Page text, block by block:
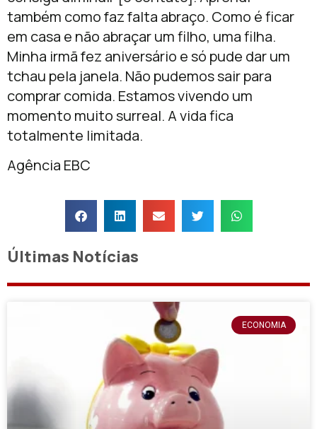
também como faz falta abraço. Como é ficar
em casa e não abraçar um filho, uma filha.
Minha irmã fez aniversário e só pude dar um
tchau pela janela. Não pudemos sair para
comprar comida. Estamos vivendo um
momento muito surreal. A vida fica
totalmente limitada.
Agência EBC
Últimas Notícias
ECONOMIA